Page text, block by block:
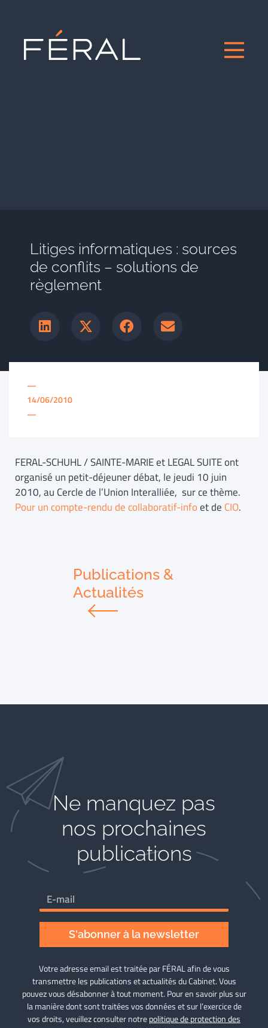
Litiges informatiques : sources
de conflits – solutions de
règlement
—
14/06/2010
—
FERAL-SCHUHL / SAINTE-MARIE et LEGAL SUITE ont
organisé un petit-déjeuner débat, le jeudi 10 juin
2010, au Cercle de l’Union Interalliée, sur ce thème.
Pour un compte-rendu de collaboratif-infoet de CIO.
Publications &
Actualités
Ne manquez pas
nos prochaines
publications
S'abonner à la newsletter
Votre adresse email est traitée par FÉRAL afin de vous
transmettre les publications et actualités du Cabinet. Vous
pouvez vous désabonner à tout moment. Pour en savoir plus sur
la manière dont sont traitées vos données et sur l’exercice de
vos droits, veuillez consulter notrepolitique de protection des